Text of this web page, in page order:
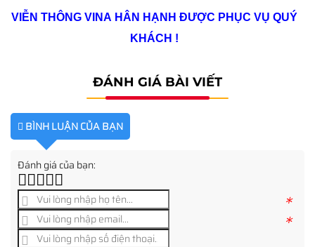
VIỄN THÔNGVINA HÂN HẠNH ĐƯỢC PHỤC VỤ QUÝ
KHÁCH !
ĐÁNH GIÁ BÀI VIẾT
BÌNH LUẬN CỦA BẠN
Đánh giá của bạn:
*
*